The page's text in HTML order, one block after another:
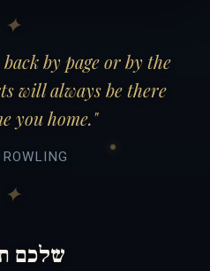
by page or by the
will always be there
you home."
שלכם